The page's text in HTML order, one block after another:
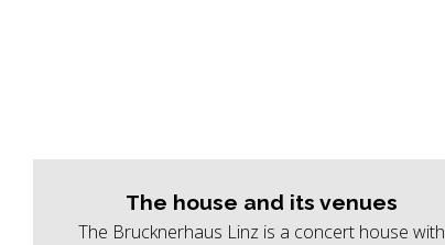
The house and its venues
The Brucknerhaus Linz is a concert house with